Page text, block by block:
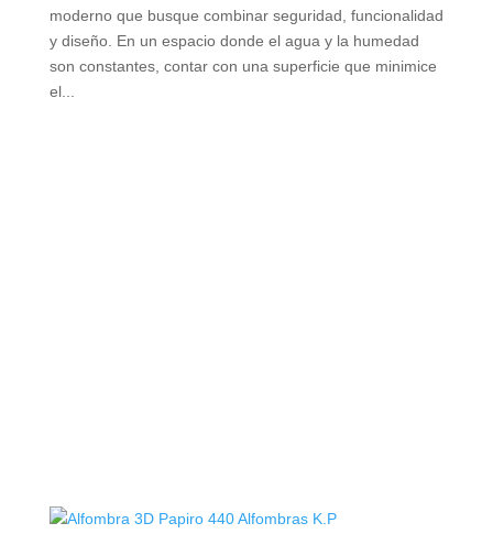
moderno que busque combinar seguridad, funcionalidad
y diseño. En un espacio donde el agua y la humedad
son constantes, contar con una superficie que minimice
el...